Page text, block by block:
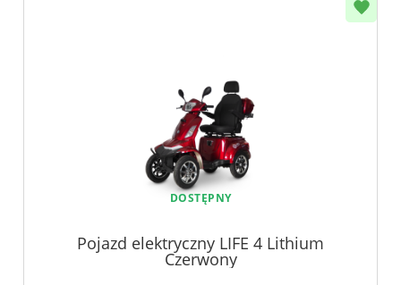
DOSTĘPNY
Pojazd elektryczny LIFE 4 Lithium
Czerwony